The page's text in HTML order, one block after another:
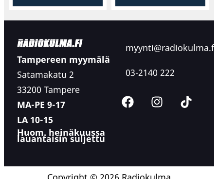
Tampereen myymälä
Satamakatu 2
33200 Tampere
MA-PE 9-17
LA 10-15
Huom. heinäkuussa
lauantaisin suljettu
myynti@radiokulma.fi
03-2140 222